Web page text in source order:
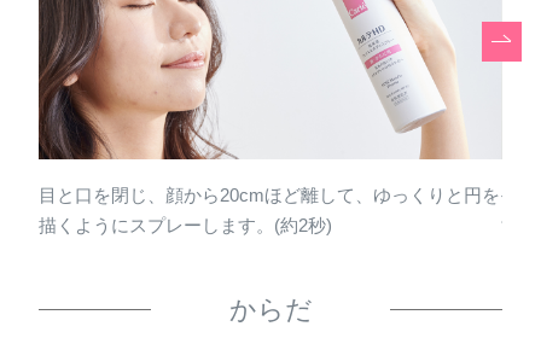
ろやかでやさしい使い心地。 うるおいに満ちたしっとり
なめらかな肌にみちびきます。 過酷な乾燥環境下でも長
時間うるおいが持続し、 生き生きとした健やかな肌へと
育みます。
使うたびに肌のうるおいが高まるこだわり
の技術を採用
目と口を閉じ、顔から20cmほど離して、ゆっくりと円を
描くようにスプレーします。(約2秒)
手
す。
からだ